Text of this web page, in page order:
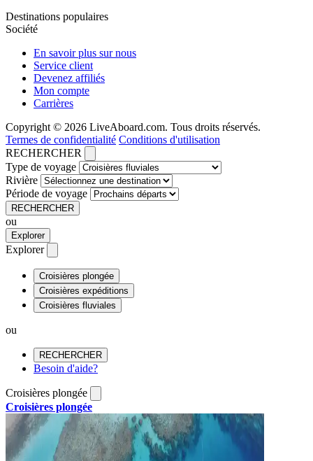
Destinations populaires
Société
En savoir plus sur nous
Service client
Devenez affiliés
Mon compte
Carrières
Copyright © 2026 LiveAboard.com. Tous droits réservés.
Termes de confidentialité Conditions d'utilisation
RECHERCHER
Type de voyage
Rivière
Période de voyage
RECHERCHER
ou
Explorer
Explorer
Croisières plongée
Croisières expéditions
Croisières fluviales
ou
RECHERCHER
Besoin d'aide?
Croisières plongée
Croisières plongée